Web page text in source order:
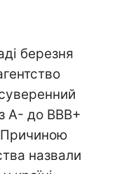
березня
A- до BВВ+
Причиною
назвали